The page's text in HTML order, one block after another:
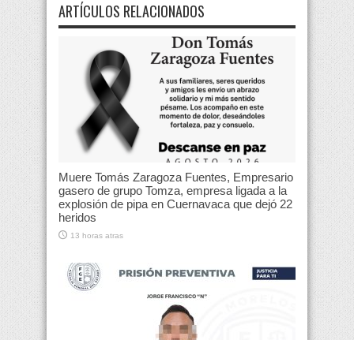
ARTÍCULOS RELACIONADOS
Muere Tomás Zaragoza Fuentes, Empresario
gasero de grupo Tomza, empresa ligada a la
explosión de pipa en Cuernavaca que dejó 22
heridos
13 horas atras